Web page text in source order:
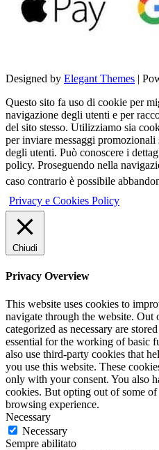
Designed by Elegant Themes |
Questo sito fa uso di cookie per
navigazione degli utenti e per
del sito stesso. Utilizziamo sia
per inviare messaggi promozionali
degli utenti. Può conoscere i
policy. Proseguendo nella
caso contrario è possibile
Privacy e Cookies Policy
Chiudi
Privacy Overview
This website uses cookies to
navigate through the website. Out
categorized as necessary are
essential for the working of basic
also use third-party cookies that
you use this website. These
only with your consent. You also
cookies. But opting out of some
browsing experience.
Necessary
Necessary
Sempre abilitato